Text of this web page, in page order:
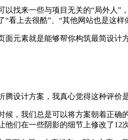
找来一些与项目无关的“局外人
看上去很酷”、“其他网站也是这
元素就是能够帮你构筑最简设计
设计方案，我真心觉得这种评价
候，我们总是可以将方案朝着正
们在一些阴影的细节上修改了12